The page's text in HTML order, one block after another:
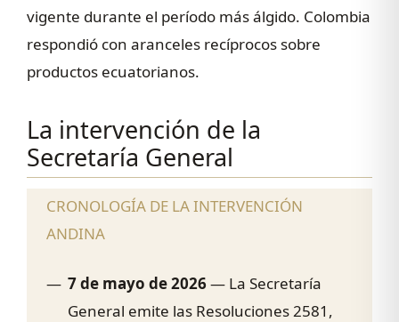
vigente durante el período más álgido. Colombia
respondió con aranceles recíprocos sobre
productos ecuatorianos.
La intervención de la
Secretaría General
CRONOLOGÍA DE LA INTERVENCIÓN
ANDINA
7 de mayo de 2026— La Secretaría
General emite las Resoluciones 2581,